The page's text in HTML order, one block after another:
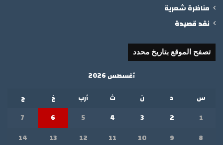
مناظرة شعرية
نقد قصيدة
تصفح الموقع بتاريخ محدد
أغسطس 2026
س
د ن ث أرب خ
ج
1
2
3
4
5
6
7
8
9
10
11
12
13
14